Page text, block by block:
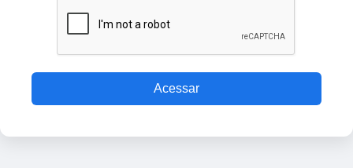
Acessar